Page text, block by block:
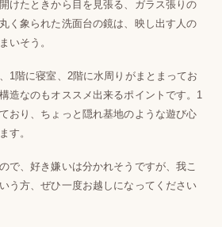
けたときから目を見張る、ガラス張りの
く象られた洗面台の鏡は、映し出す人の
いそう。
1階に寝室、2階に水周りがまとまってお
造なのもオススメ出来るポイントです。1
おり、ちょっと隠れ基地のような遊び心
す。
で、好き嫌いは分かれそうですが、我こ
う方、ぜひ一度お越しになってください